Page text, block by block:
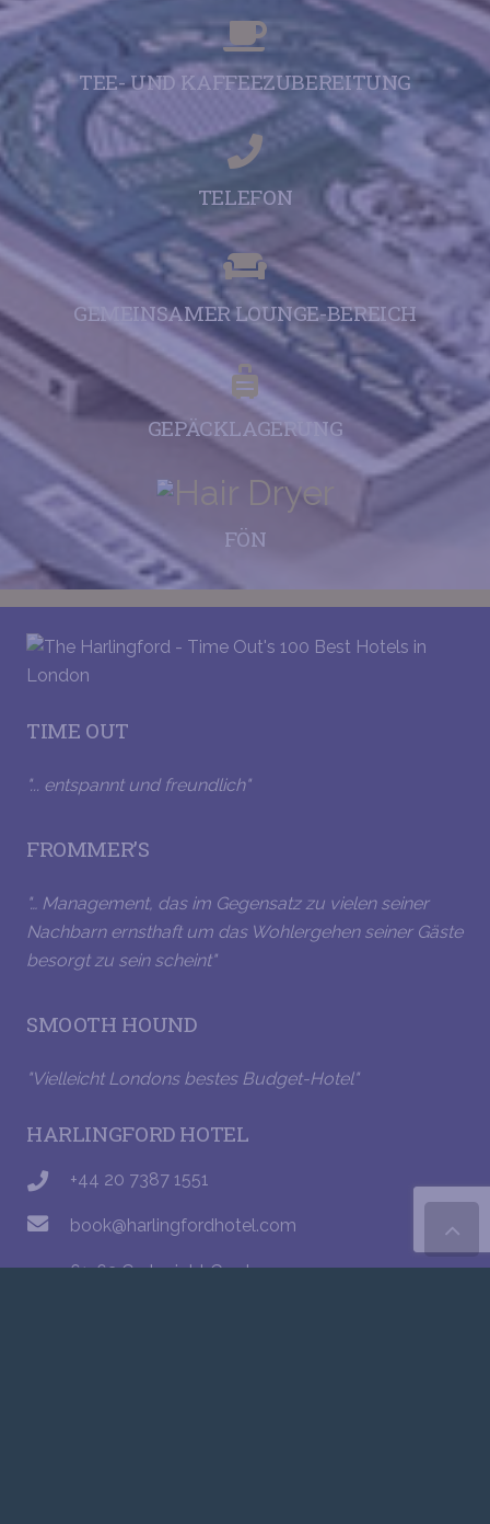
TEE- UND KAFFEEZUBEREITUNG
TELEFON
GEMEINSAMER LOUNGE-BEREICH
GEPÄCKLAGERUNG
FÖN
TIME OUT
"... entspannt und freundlich"
FROMMER’S
"… Management, das im Gegensatz zu vielen seiner
Nachbarn ernsthaft um das Wohlergehen seiner Gäste
besorgt zu sein scheint"
SMOOTH HOUND
"Vielleicht Londons bestes Budget-Hotel"
HARLINGFORD HOTEL
+44 20 7387 1551
book@harlingfordhotel.com
61-63 Cartwright Gardens